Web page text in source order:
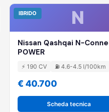
N
IBRIDO
Nissan Qashqai N-
POWER
⚡ 190 CV ⛽ 4.6-4.5 l/100km
€ 40.700
Scheda tecnica